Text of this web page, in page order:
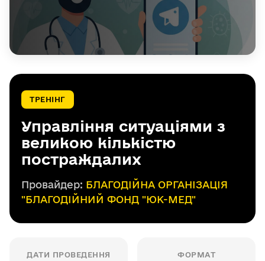
ТРЕНІНГ
Управління ситуаціями з
великою кількістю
постраждалих
Провайдер: БЛАГОДІЙНА ОРГАНІЗАЦІЯ
"БЛАГОДІЙНИЙ ФОНД "ЮК-МЕД"
ДАТИ ПРОВЕДЕННЯ ФОРМАТ